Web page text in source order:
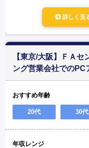
詳しく見
【東京/大阪】ＦＡ
ング営業会社でのPC
おすすめ年齢
20代 30代
年収レンジ